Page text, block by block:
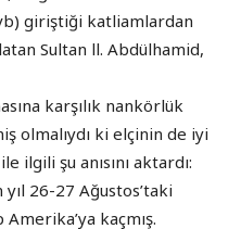
giriştiği katliamlardan
Sultan ll. Abdülhamid,
karşılık nankörlük
olmalıydı ki elçinin de iyi
ilgili şu anısını aktardı:
yıl 26-27 Ağustos’taki
kaçmış.